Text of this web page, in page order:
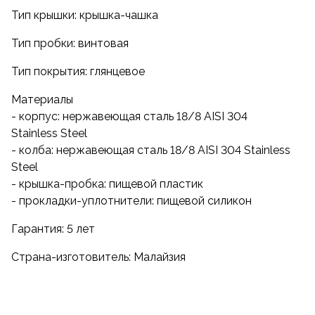
Стальной термос THERMOS® FFX-501 CS
отличается практичностью, а элементы дизайна
делают его современным, подчёркивая
Тип крышки: крышка-чашка
Тип пробки: винтовая
Тип покрытия: глянцевое
Материалы
- корпус: нержавеющая сталь 18/8 AISI 304
Stainless Steel
- колба: нержавеющая сталь 18/8 AISI 304 Stainless
Steel
- крышка-пробка: пищевой пластик
- прокладки-уплотнители: пищевой силикон
Гарантия: 5 лет
Страна-изготовитель: Малайзия